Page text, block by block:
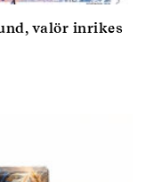
valör inrikes